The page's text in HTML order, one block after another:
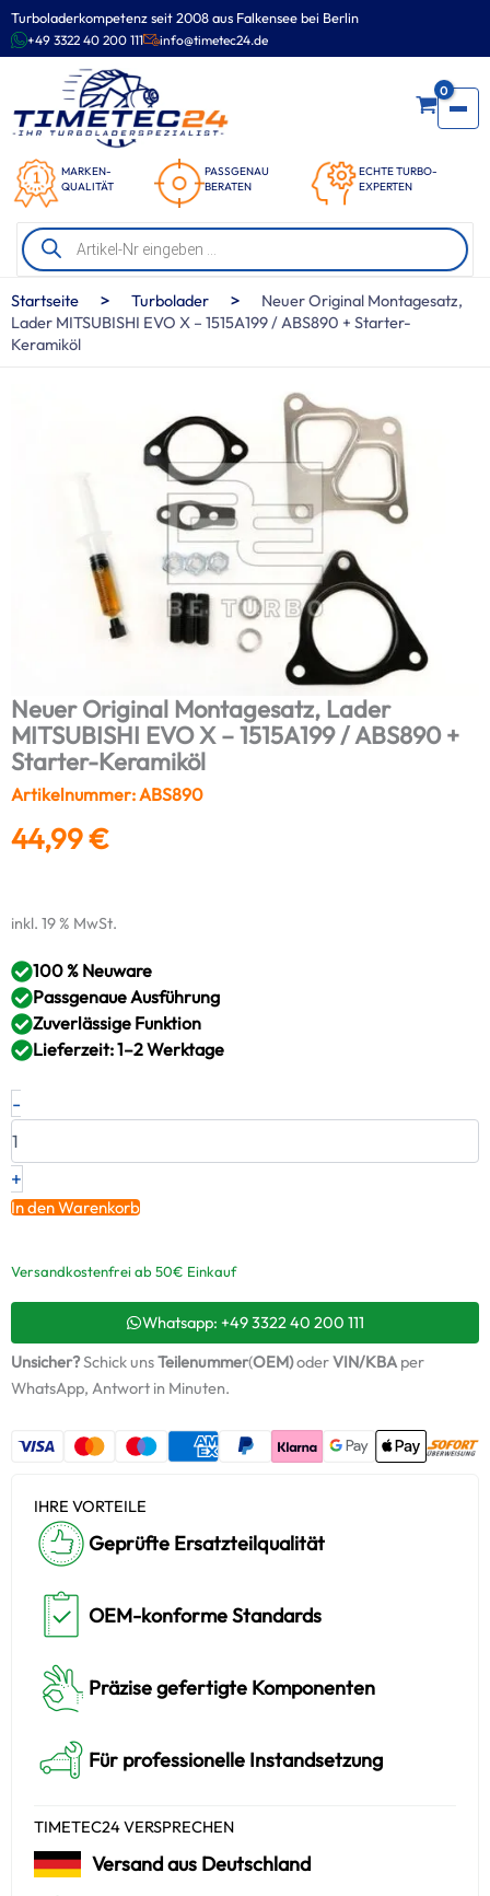
Turboladerkompetenz seit 2008 aus Falkensee bei Berlin
+49 3322 40 200 111 info@timetec24.de
MARKEN-
QUALITÄT
PASSGENAU
BERATEN
ECHTE TURBO-
EXPERTEN
0
Products
search
Zum
Inhalt
springen
Startseite > Turbolader >
Neuer Original Montagesatz,
Lader MITSUBISHI EVO X – 1515A199 / ABS890 + Starter-
Keramiköl
Neuer Original Montagesatz, Lader
MITSUBISHI EVO X – 1515A199 / ABS890 +
Starter-Keramiköl
Artikelnummer: ABS890
44,99€
inkl. 19 % MwSt.
100 % Neuware
Passgenaue Ausführung
Zuverlässige Funktion
Lieferzeit: 1–2 Werktage
-
Neuer
Original
MITSUBISHI
EVO
X
1515A199
ABS890
Starter-
Keramiköl
Menge
+
In den Warenkorb
Versandkostenfrei ab 50€ Einkauf
Whatsapp: +49 3322 40 200 111
Unsicher?Schick unsTeilenummer(OEM)oderVIN/KBAper
WhatsApp, Antwort in Minuten.
IHRE VORTEILE
Geprüfte Ersatzteilqualität
OEM-konforme Standards
Präzise gefertigte Komponenten
Für professionelle Instandsetzung
TIMETEC24 VERSPRECHEN
Versand aus Deutschland